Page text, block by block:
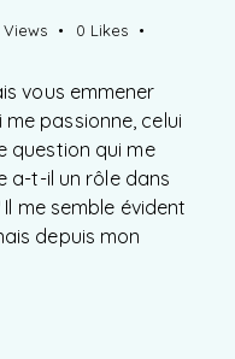
Views 0 Likes
vous emmener
passionne, celui
question qui me
a-t-il un rôle dans
me semble évident
depuis mon